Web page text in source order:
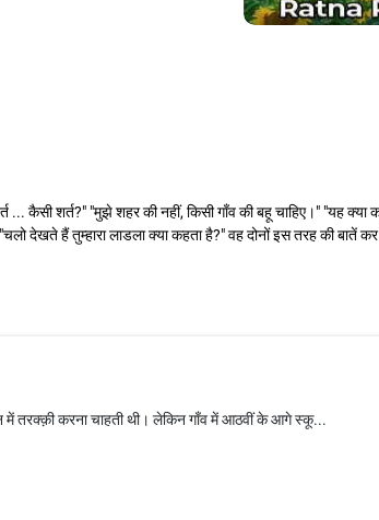
कैसी शर्त?" "मुझे शहर की नहीं, किसी गाँव की बहू चाहिए।" "यह क्या
देखते हैं तुम्हारा लाडला क्या कहता है?" वह दोनों इस तरह की बातें
में तरक्क़ी करना चाहती थी। लेकिन गाँव में आठवीं के आगे स्कू...